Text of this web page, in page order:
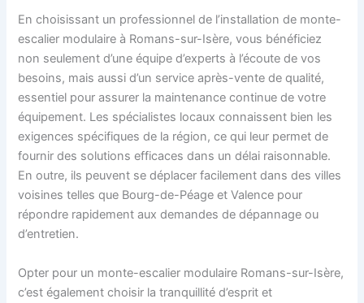
En choisissant un professionnel de l’installation de monte-
escalier modulaire à Romans-sur-Isère, vous bénéficiez
non seulement d’une équipe d’experts à l’écoute de vos
besoins, mais aussi d’un service après-vente de qualité,
essentiel pour assurer la maintenance continue de votre
équipement. Les spécialistes locaux connaissent bien les
exigences spécifiques de la région, ce qui leur permet de
fournir des solutions efficaces dans un délai raisonnable.
En outre, ils peuvent se déplacer facilement dans des villes
voisines telles que Bourg-de-Péage et Valence pour
répondre rapidement aux demandes de dépannage ou
d’entretien.
Opter pour un monte-escalier modulaire Romans-sur-Isère,
c’est également choisir la tranquillité d’esprit et